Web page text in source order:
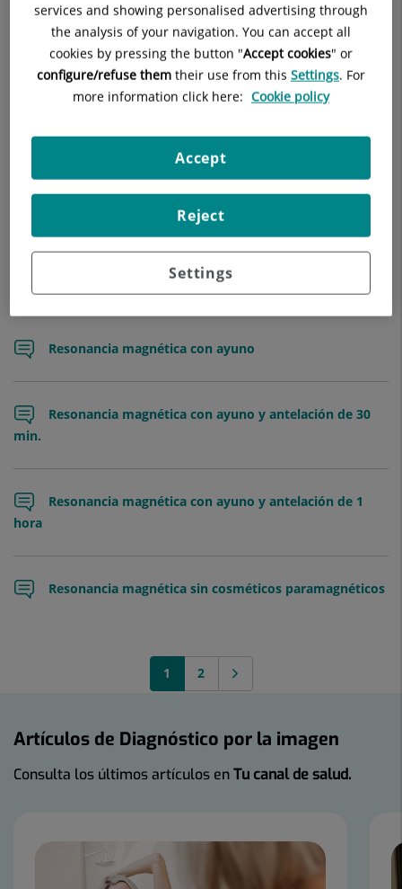
Ecografía con ayuno
Ecografía con ayuno y retención de líquidos
Ecografía con retención de líquidos
Ecografía sin preparación
Resonancia magnética con ayuno
Resonancia magnética con ayuno y antelación de 30
min.
Resonancia magnética con ayuno y antelación de 1
hora
Resonancia magnética sin cosméticos paramagnéticos
1 2
Artículos de Diagnóstico por la imagen
Consulta los últimos artículos enTu canal de salud.
services and showing personalised advertising through
the analysis of your navigation. You can accept all
cookies by pressing the button "Accept cookies" or
configure/refuse them their use from this Settings. For
more information click here: Cookie policy
Settings
Reject
Accept